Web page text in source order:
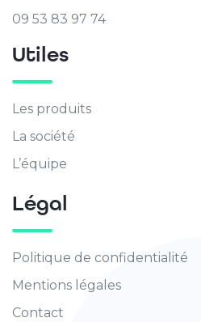
09 53 83 97 74
Utiles
Les produits
La société
L’équipe
Légal
Politique de confidentialité
Mentions légales
Contact